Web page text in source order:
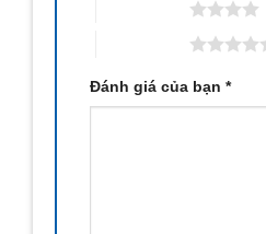
Đánh giá của bạn *